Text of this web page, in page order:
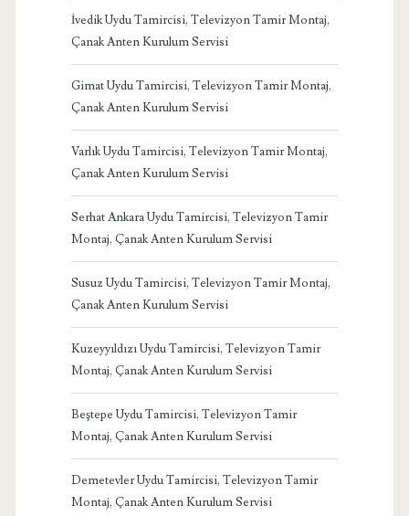
İvedik Uydu Tamircisi, Televizyon Tamir Montaj,
Çanak Anten Kurulum Servisi
Gimat Uydu Tamircisi, Televizyon Tamir Montaj,
Çanak Anten Kurulum Servisi
Varlık Uydu Tamircisi, Televizyon Tamir Montaj,
Çanak Anten Kurulum Servisi
Serhat Ankara Uydu Tamircisi, Televizyon Tamir
Montaj, Çanak Anten Kurulum Servisi
Susuz Uydu Tamircisi, Televizyon Tamir Montaj,
Çanak Anten Kurulum Servisi
Kuzeyyıldızı Uydu Tamircisi, Televizyon Tamir
Montaj, Çanak Anten Kurulum Servisi
Beştepe Uydu Tamircisi, Televizyon Tamir
Montaj, Çanak Anten Kurulum Servisi
Demetevler Uydu Tamircisi, Televizyon Tamir
Montaj, Çanak Anten Kurulum Servisi